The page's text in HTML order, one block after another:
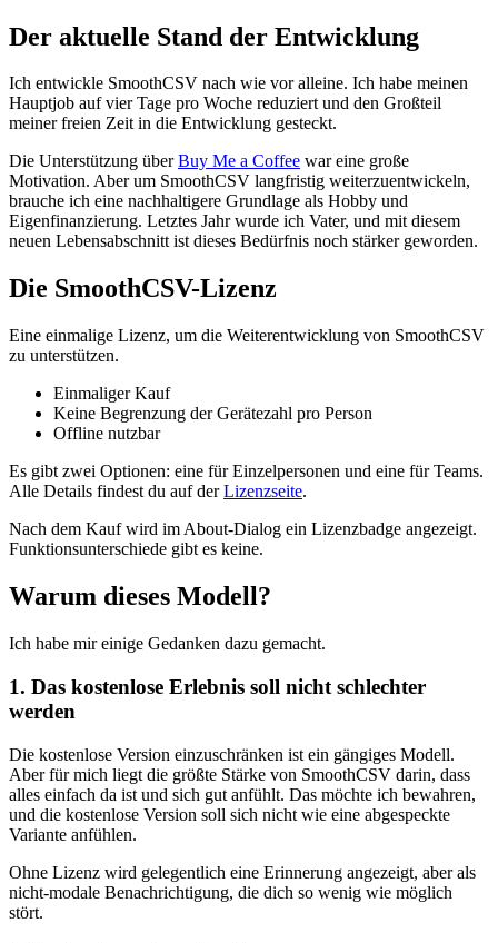
Der aktuelle Stand der Entwicklung
Ich entwickle SmoothCSV nach wie vor alleine. Ich habe meinen
Hauptjob auf vier Tage pro Woche reduziert und den Großteil
meiner freien Zeit in die Entwicklung gesteckt.
Die Unterstützung überBuy Me a Coffee war eine große
Motivation. Aber um SmoothCSV langfristig weiterzuentwickeln,
brauche ich eine nachhaltigere Grundlage als Hobby und
Eigenfinanzierung. Letztes Jahr wurde ich Vater, und mit diesem
neuen Lebensabschnitt ist dieses Bedürfnis noch stärker geworden.
Die SmoothCSV-Lizenz
Eine einmalige Lizenz, um die Weiterentwicklung von SmoothCSV
zu unterstützen.
Einmaliger Kauf
Keine Begrenzung der Gerätezahl pro Person
Offline nutzbar
Es gibt zwei Optionen: eine für Einzelpersonen und eine für Teams.
Alle Details findest du auf derLizenzseite.
Nach dem Kauf wird im About-Dialog ein Lizenzbadge angezeigt.
Funktionsunterschiede gibt es keine.
Warum dieses Modell?
Ich habe mir einige Gedanken dazu gemacht.
1. Das kostenlose Erlebnis soll nicht schlechter
werden
Die kostenlose Version einzuschränken ist ein gängiges Modell.
Aber für mich liegt die größte Stärke von SmoothCSV darin, dass
alles einfach da ist und sich gut anfühlt. Das möchte ich bewahren,
und die kostenlose Version soll sich nicht wie eine abgespeckte
Variante anfühlen.
Ohne Lizenz wird gelegentlich eine Erinnerung angezeigt, aber als
nicht-modale Benachrichtigung, die dich so wenig wie möglich
stört.